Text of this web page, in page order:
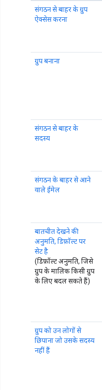
संगठन से बाहर के ग्रुप
ऐक्सेस करना
ग्रुप बनाना
संगठन से बाहर के
सदस्य
संगठन के बाहर से आने
वाले ईमेल
बातचीत देखने की
अनुमति, डिफ़ॉल्ट पर
सेट है
(डिफ़ॉल्ट अनुमति, जिसे
ग्रुप के मालिक किसी ग्रुप
के लिए बदल सकते हैं)
ग्रुप को उन लोगों से
छिपाना जो उसके सदस्य
नहीं हैं